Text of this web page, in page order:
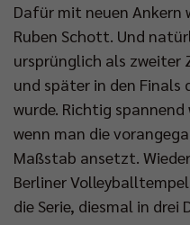
Dafür mit neuen Ankern
Ruben Schott. Und
ursprünglich als zweiter
und später in den Finals
wurde. Richtig
wenn man die
Maßstab ansetzt.
Berliner Volleyballtempel
die Serie, diesmal in drei